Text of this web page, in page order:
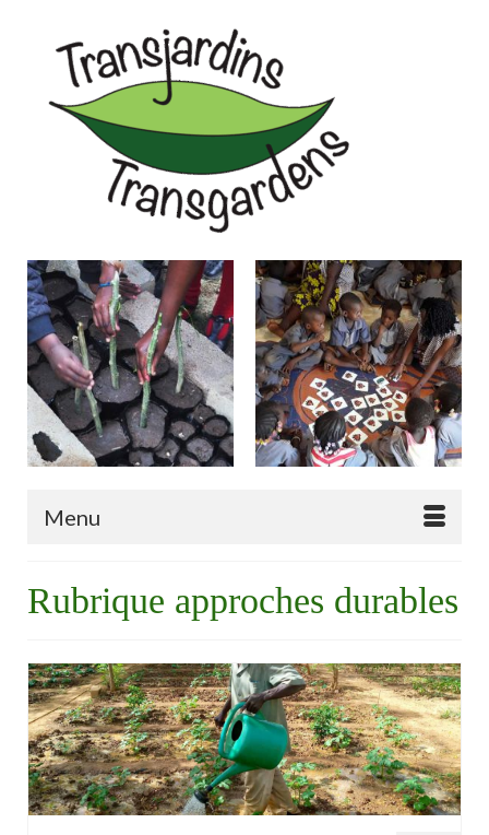
Menu
Rubrique approches durables